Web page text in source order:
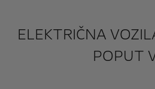
ELEKTRIČNA
POPUT